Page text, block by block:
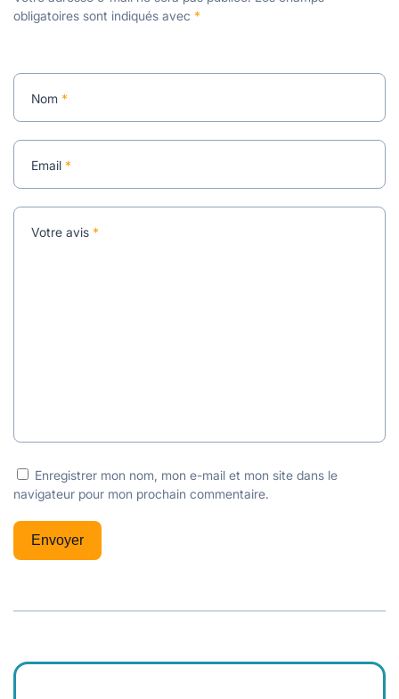
obligatoires sont indiqués avec *
Votre avis *
Nom *
Email *
Enregistrer mon nom, mon e-mail et mon site dans le
navigateur pour mon prochain commentaire.